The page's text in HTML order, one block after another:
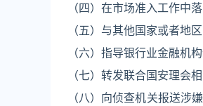
（四）在市场准入工作中
（五）与其他国家或者地
（六）指导银行业金融机
（七）转发联合国安理会
（八）向侦查机关报送涉